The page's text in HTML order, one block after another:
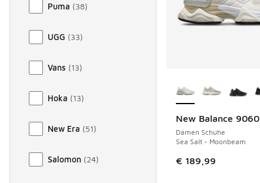
Puma (38)
UGG (33)
Vans (13)
Hoka (13)
New Era (51)
Salomon (24)
New Balance 9060
Damen Schuhe
Sea Salt - Moonbeam
€ 189,99